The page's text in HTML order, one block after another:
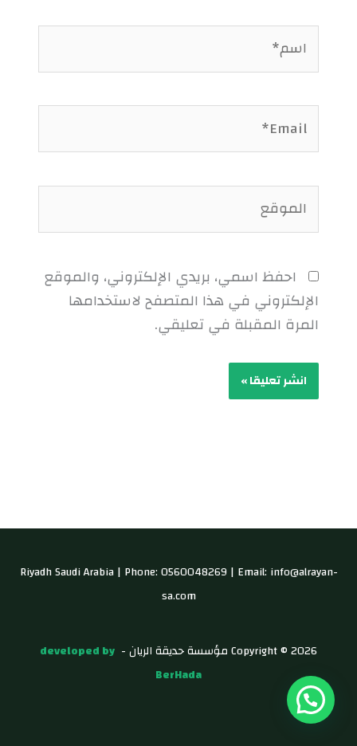
Email*
الموقع
احفظ اسمي، بريدي الإلكتروني، والموقع
الإلكتروني في هذا المتصفح لاستخدامها
المرة المقبلة في تعليقي.
Riyadh Saudi Arabia | Phone: 0560048269 | Email: info@alrayan-
sa.com
Copyright © 2026 مؤسسة حديقة الريان -
developed by
BerHada